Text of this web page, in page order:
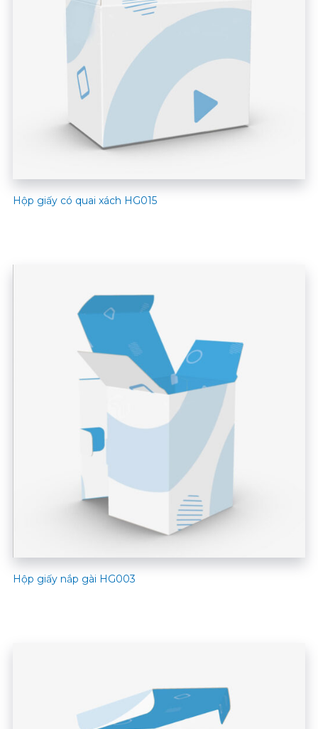
Hộp giấy có quai xách HG015
Hộp giấy nắp gài HG003